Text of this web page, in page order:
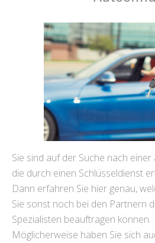
Sie sind auf der Suche nach
die durch einen Schlüsseldienst
Dann erfahren Sie hier genau,
Sie sonst noch bei den Partnern
Spezialisten beauftragen können.
Möglicherweise haben Sie sich